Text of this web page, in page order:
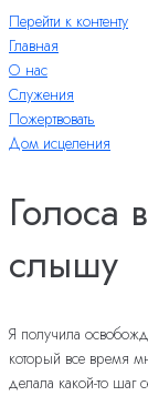
Перейти к контенту
Главная
О нас
Служения
Пожертвовать
Дом исцеления
Голоса
слышу
Я получила
который все время
делала какой-то